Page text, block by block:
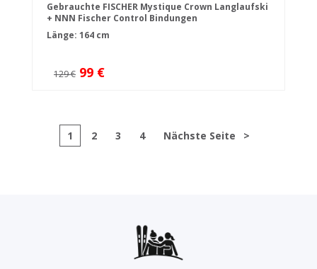
Gebrauchte FISCHER Mystique Crown Langlaufski
+ NNN Fischer Control Bindungen
Länge: 164 cm
129 € 99 €
1 2 3 4 Nächste Seite >